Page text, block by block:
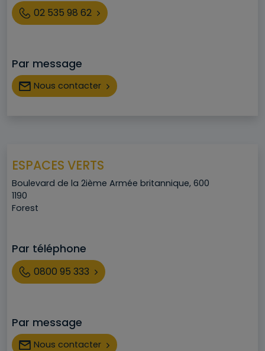
Téléphone02 535 98 62
Par message
Nous contacter
ESPACES VERTS
Adresse
Boulevard de la 2ième Armée britannique, 600
Code postal
1190
Ville
Forest
Par téléphone
Téléphone0800 95 333
Par message
Nous contacter